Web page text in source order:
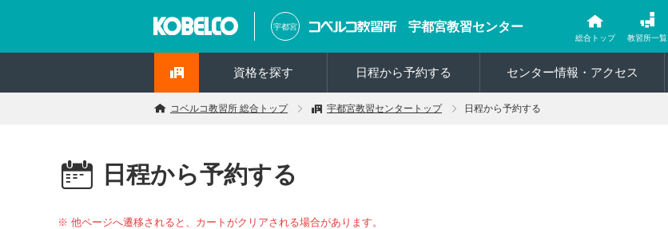
宇都宮 宇都宮教習センター
総合トップ 教習所一覧
資格を探す 日程から予約する センター情報・アクセス
コベルコ教習所 総合トップ 宇都宮教習センタートップ 日程から予約する
日程から予約する
※ 他ページへ遷移されると、カートがクリアされる場合があります。